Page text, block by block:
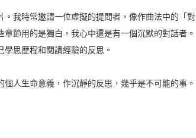
我時常邀請一位虛擬的提問者，像作曲法中的「對
節用的是獨白，我心中還是有一個沉默的對話者。
思歷程和閱讀經驗的反思。
人生命意義，作沉靜的反思，幾乎是不可能的事。